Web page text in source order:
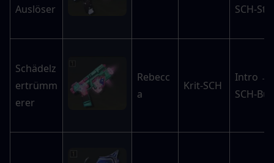
Auslöser
SCH-
Schädelz
ertrümm
erer
Rebecc
a
Krit-SCH
Intro →
SCH-